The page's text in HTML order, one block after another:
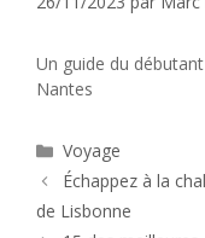
Un guide du
Nantes
Catégories
Voyage
Échappez à la
de Lisbonne